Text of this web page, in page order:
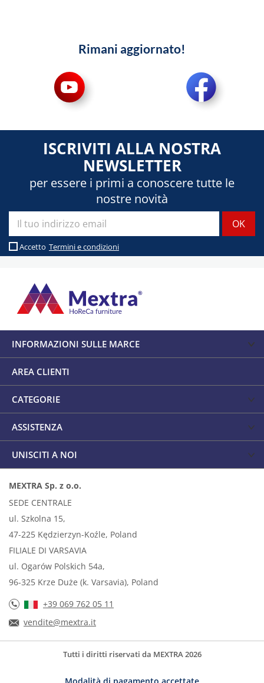
Rimani aggiornato!
ISCRIVITI ALLA NOSTRA
NEWSLETTER
per essere i primi a conoscere tutte le
nostre novità
Accetto Termini e condizioni
INFORMAZIONI SULLE MARCE
AREA CLIENTI
CATEGORIE
ASSISTENZA
UNISCITI A NOI
MEXTRA Sp. z o.o.
SEDE CENTRALE
ul. Szkolna 15,
47-225 Kędzierzyn-Koźle, Poland
FILIALE DI VARSAVIA
ul. Ogarów Polskich 54a,
96-325 Krze Duże (k. Varsavia), Poland
+39 069 762 05 11
vendite@mextra.it
Tutti i diritti riservati da MEXTRA 2026
Modalità di pagamento accettate